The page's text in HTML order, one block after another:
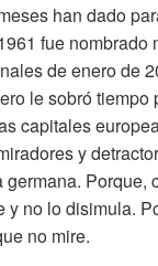
han dado
fue nombrado
de enero de
le sobró tiempo
capitales
y
Porque,
y no lo disimula.
no mire.